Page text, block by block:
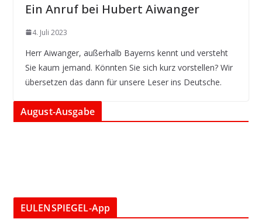
Ein Anruf bei Hubert Aiwanger
4. Juli 2023
Herr Aiwanger, außerhalb Bayerns kennt und versteht
Sie kaum jemand. Könnten Sie sich kurz vorstellen? Wir
übersetzen das dann für unsere Leser ins Deutsche.
August-Ausgabe
EULENSPIEGEL-App